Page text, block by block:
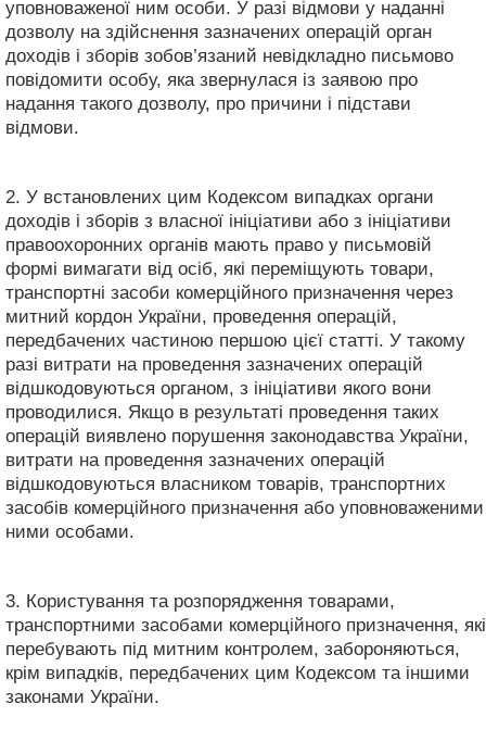
уповноваженої ним особи. У разі відмови у наданні
дозволу на здійснення зазначених операцій орган
доходів і зборів зобов’язаний невідкладно письмово
повідомити особу, яка звернулася із заявою про
надання такого дозволу, про причини і підстави
відмови.
2. У встановлених цим Кодексом випадках органи
доходів і зборів з власної ініціативи або з ініціативи
правоохоронних органів мають право у письмовій
формі вимагати від осіб, які переміщують товари,
транспортні засоби комерційного призначення через
митний кордон України, проведення операцій,
передбачених частиною першою цієї статті. У такому
разі витрати на проведення зазначених операцій
відшкодовуються органом, з ініціативи якого вони
проводилися. Якщо в результаті проведення таких
операцій виявлено порушення законодавства України,
витрати на проведення зазначених операцій
відшкодовуються власником товарів, транспортних
засобів комерційного призначення або уповноваженими
ними особами.
3. Користування та розпорядження товарами,
транспортними засобами комерційного призначення, які
перебувають під митним контролем, забороняються,
крім випадків, передбачених цим Кодексом та іншими
законами України.